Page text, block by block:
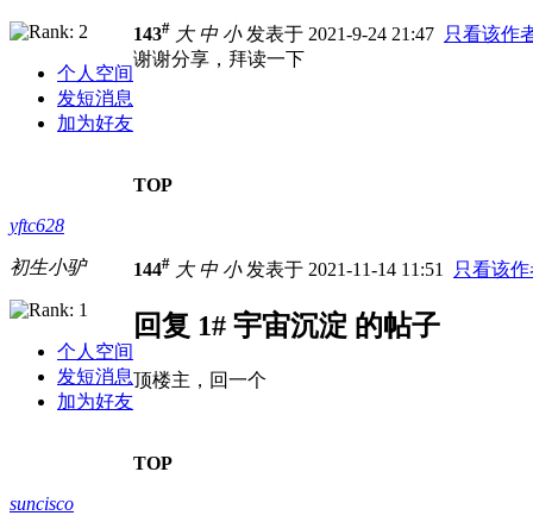
个人空间
发短消息
加为好友
143# 大 中 小发表于 2021-9-24 21:47 只看该作
谢谢分享，拜读一下
TOP
yftc628
初生小驴
个人空间
发短消息
加为好友
144# 大 中 小发表于 2021-11-14 11:51 只看该
回复 1# 宇宙沉淀 的帖子
顶楼主，回一个
TOP
suncisco